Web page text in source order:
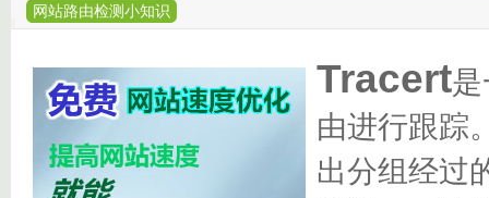
网站路由检测小知识
Tracert
由进行跟踪
出分组经过